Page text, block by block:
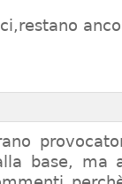
base, ma